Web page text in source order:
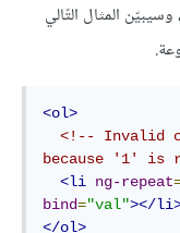
المثال التّالي
<ol>
<!-- Invalid
because '1' is
<li ng-repeat
bind="val"></
</ol>